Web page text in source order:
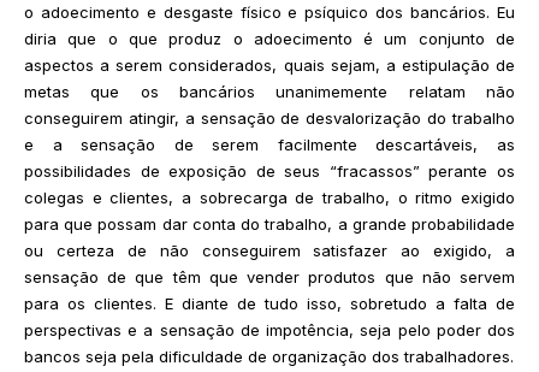
o adoecimento e desgaste físico e psíquico dos bancários. Eu
diria que o que produz o adoecimento é um conjunto de
aspectos a serem considerados, quais sejam, a estipulação de
metas que os bancários unanimemente relatam não
conseguirem atingir, a sensação de desvalorização do trabalho
e a sensação de serem facilmente descartáveis, as
possibilidades de exposição de seus “fracassos” perante os
colegas e clientes, a sobrecarga de trabalho, o ritmo exigido
para que possam dar conta do trabalho, a grande probabilidade
ou certeza de não conseguirem satisfazer ao exigido, a
sensação de que têm que vender produtos que não servem
para os clientes. E diante de tudo isso, sobretudo a falta de
perspectivas e a sensação de impotência, seja pelo poder dos
bancos seja pela dificuldade de organização dos trabalhadores.